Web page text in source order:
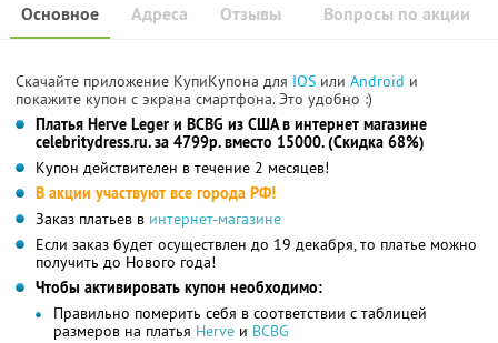
Основное Отзывы Вопросы по акции
Адреса
Скачайте приложение КупиКупона для IOS или Android и
покажите купон с экрана смартфона. Это удобно :)
Платья Herve Leger и BCBG из США в интернет магазине
celebritydress.ru. за 4799р. вместо 15000. (Скидка 68%)
Купон действителен в течение 2 месяцев!
В акции участвуют все города РФ!
Заказ платьев в интернет-магазине
Если заказ будет осуществлен до 19 декабря, то платье можно
получить до Нового года!
Чтобы активировать купон необходимо:
Правильно померить себя в соответствии с таблицей
размеров на платья Herve и BCBG